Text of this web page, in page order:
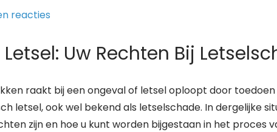
reacties
Uw Rechten Bij
raakt bij een ongeval of letsel oploopt door
letsel, ook wel bekend als letselschade. In dergelijke
zijn en hoe u kunt worden bijgestaan in het proces